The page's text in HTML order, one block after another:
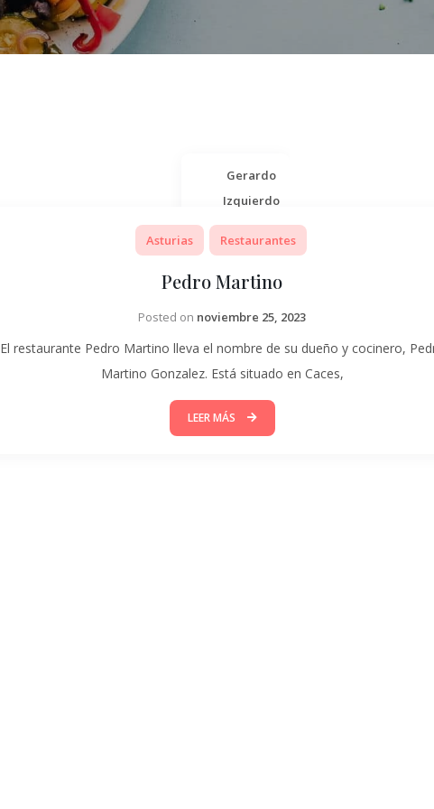
Gerardo
Izquierdo
Asturias Restaurantes
Pedro Martino
Posted on noviembre 25, 2023
El restaurante Pedro Martino lleva el nombre de su dueño y cocinero,
Martino Gonzalez. Está situado en Caces,
LEER MÁS